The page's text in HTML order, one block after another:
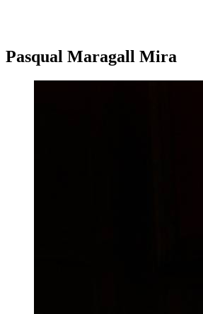
Pasqual Maragall Mira